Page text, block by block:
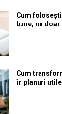
Cum
bune, nu
Cum
în planuri